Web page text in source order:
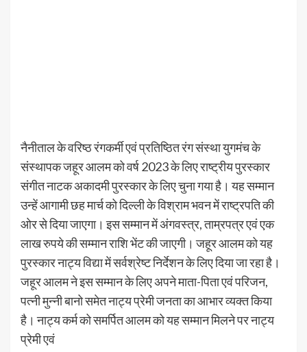
नैनीताल के वरिष्ठ रंगकर्मी एवं प्रतिष्ठित रंग संस्था युगमंच के
संस्थापक जहूर आलम को वर्ष 2023 के लिए राष्ट्रीय पुरस्कार
संगीत नाटक अकादमी पुरस्कार के लिए चुना गया है। यह सम्मान
उन्हें आगामी छह मार्च को दिल्ली के विश्राम भवन में राष्ट्रपति की
ओर से दिया जाएगा। इस सम्मान में अंगवस्त्र, ताम्रपत्र एवं एक
लाख रुपये की सम्मान राशि भेंट की जाएगी। जहूर आलम को यह
पुरस्कार नाट्य विद्या में सर्वश्रेष्ट निर्देशन के लिए दिया जा रहा है।
जहूर आलम ने इस सम्मान के लिए अपने माता-पिता एवं परिजन,
पत्नी मुन्नी बानो समेत नाट्य प्रेमी जनता का आभार व्यक्त किया
है। नाट्य कर्म को समर्पित आलम को यह सम्मान मिलने पर नाट्य
प्रेमी एवं